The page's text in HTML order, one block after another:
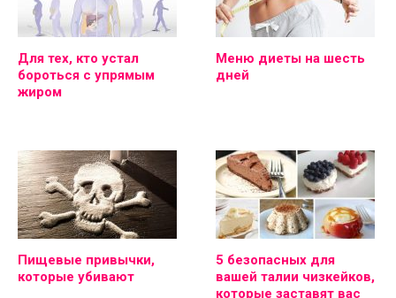
Для тех, кто устал
бороться с упрямым
жиром
Меню диеты на шесть
дней
Пищевые привычки,
которые убивают
5 безопасных для
вашей талии чизкейков,
которые заставят вас